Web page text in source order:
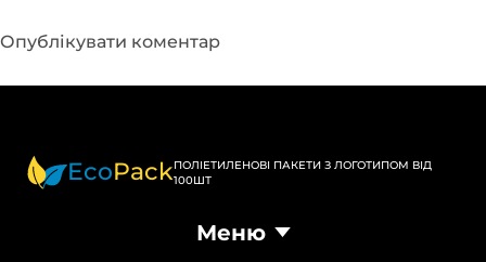
EcoPackПОЛІЕТИЛЕНОВІ ПАКЕТИ З ЛОГОТИПОМ ВІД
100ШТ
Меню